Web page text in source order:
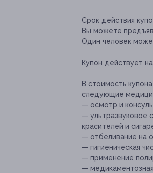
Срок действия
Вы можете
Один человек
Купон действует
В стоимость
следующие
— осмотр и
— ультразвуковое
красителей и
— отбеливание на
— гигиеническая
— применение
—